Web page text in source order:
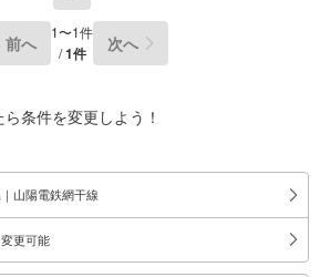
弾む対面式のシステムキッチンを採用
徒歩約4分
徒歩約3分
イナンシャルプランナーが資金計画をサポー
前へ 1〜1件
/1件 次へ
条件を変更しよう！
山陽電鉄網干線
更可能